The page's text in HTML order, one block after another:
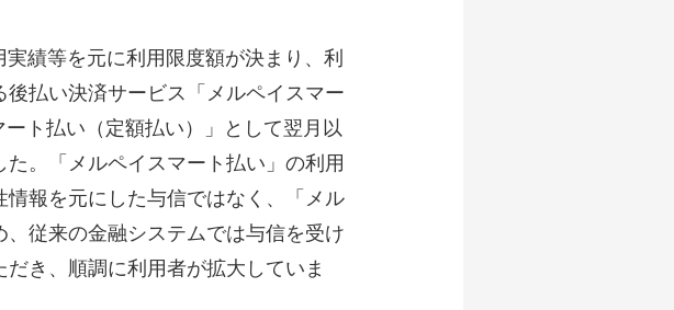
績等を元に利用限度額が決まり、利
払い決済サービス「メルペイスマー
ト払い（定額払い）」として翌月以
。「メルペイスマート払い」の利用
報を元にした与信ではなく、「メル
従来の金融システムでは与信を受け
き、順調に利用者が拡大していま